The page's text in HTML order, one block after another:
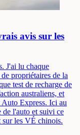
avis sur les
J'ai lu chaque
propriétaires de la
test de recharge de
australiens, et
Express. Ici au
de l'auto et suivi ce
les VÉ chinois.